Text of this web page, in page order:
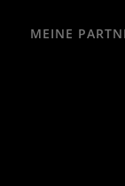
MEINE